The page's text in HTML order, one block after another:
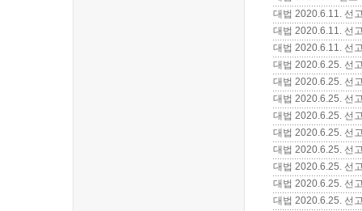
대법 2020.6.11. 선
대법 2020.6.11. 선
대법 2020.6.11. 선
대법 2020.6.25. 선
대법 2020.6.25. 선
대법 2020.6.25. 선
대법 2020.6.25. 선
대법 2020.6.25. 선
대법 2020.6.25. 선
대법 2020.6.25. 선
대법 2020.6.25. 선
대법 2020.6.25. 선